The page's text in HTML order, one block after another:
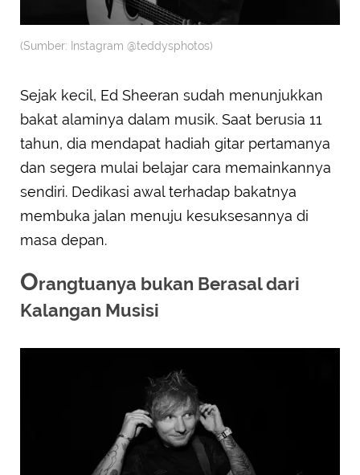
(Sumber: Instagram @teddysphotos)
Sejak kecil, Ed Sheeran sudah menunjukkan
bakat alaminya dalam musik. Saat berusia 11
tahun, dia mendapat hadiah gitar pertamanya
dan segera mulai belajar cara memainkannya
sendiri. Dedikasi awal terhadap bakatnya
membuka jalan menuju kesuksesannya di
masa depan.
Orangtuanya bukan Berasal dari
Kalangan Musisi